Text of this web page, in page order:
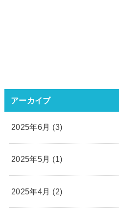
アーカイブ
2025年6月 (3)
2025年5月 (1)
2025年4月 (2)